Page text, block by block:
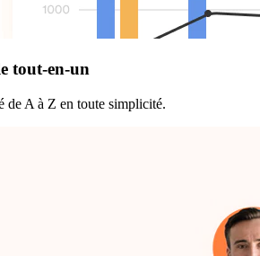
tout-en-un
de A à Z en toute simplicité.